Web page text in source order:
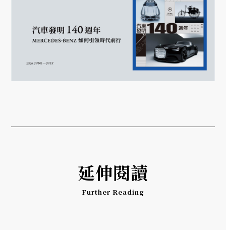
延伸閱讀
Further Reading